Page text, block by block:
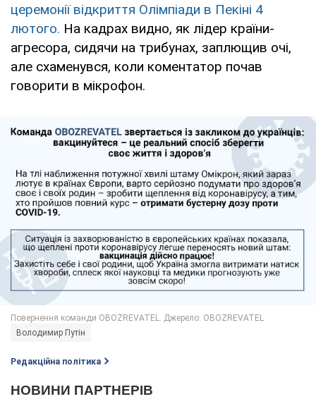
церемонії відкриття Олімпіади в Пекіні 4
лютого. На кадрах видно, як лідер країни-
агресора, сидячи на трибунах, заплющив очі,
але схаменувся, коли коментатор почав
говорити в мікрофон.
Володимир Путін
Редакційна політика